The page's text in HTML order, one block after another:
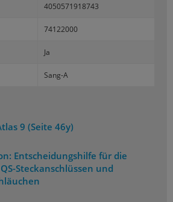
4050571918743
74122000
Ja
Sang-A
9 (Seite 46y)
Entscheidungshilfe für die
Steckanschlüssen und